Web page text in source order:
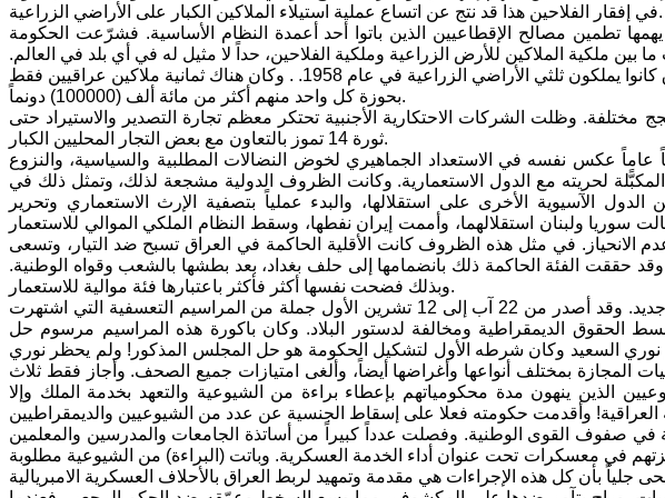
في إفقار الفلاحين هذا قد نتج عن اتساع عملية استيلاء الملاكين الكبار على الأراضي الزراعية.
تطمين مصالح الإقطاعيين الذين باتوا أحد أعمدة النظام الأساسية. فشرّعت الحكومة
بين ملكية الملاكين للأرض الزراعية وملكية الفلاحين، حداً لا مثيل له في أي بلد في العالم.
إن 3% فقط من مجموع مالكي الأراضي الزراعية في العراق كانوا يملكون ثلثي الأراضي الزراعية في عام 1958. . وكان هناك ثمانية ملاكين عراقيين فقط
بحوزة كل واحد منهم أكثر من مائة ألف (100000) دونماً.
وظلت الشركات الاحتكارية الأجنبية تحتكر معظم تجارة التصدير والاستيراد حتى
ثورة 14 تموز بالتعاون مع بعض التجار المحليين الكبار.
عكس نفسه في الاستعداد الجماهيري لخوض النضالات المطلبية والسياسية، والنزوع
المكبًّلة لحريته مع الدول الاستعمارية. وكانت الظروف الدولية مشجعة لذلك، وتمثل ذلك في
الدول الآسيوية الأخرى على استقلالها، والبدء عملياً بتصفية الإرث الاستعماري وتحرير
سوريا ولبنان استقلالهما، وأممت إيران نفطها، وسقط النظام الملكي الموالي للاستعمار
في مثل هذه الظروف كانت الأقلية الحاكمة في العراق تسبح ضد التيار، وتسعى
حققت الفئة الحاكمة ذلك بانضمامها إلى حلف بغداد، بعد بطشها بالشعب وقواه الوطنية.
وبذلك فضحت نفسها أكثر فأكثر باعتبارها فئة موالية للاستعمار.
في صيف عام 1954 أصبح نوري السعيد رئيساً للوزراء من جديد. وقد أصدر من 22 آب إلى 12 تشرين الأول جملة من المراسيم التعسفية التي اشتهرت
الحقوق الديمقراطية ومخالفة لدستور البلاد. وكان باكورة هذه المراسيم مرسوم حل
11 نائباً معارضاً لم يتحملهم نوري السعيد وكان شرطه الأول لتشكيل الحكومة هو حل المجلس المذكور! ولم يحظر نوري
المجازة بمختلف أنواعها وأغراضها أيضاً، وألغى امتيازات جميع الصحف. وأجاز فقط ثلاث
الذين ينهون مدة محكومياتهم بإعطاء براءة من الشيوعية والتعهد بخدمة الملك وإلا
صفوف القوى الوطنية. وفصلت عدداً كبيراً من أساتذة الجامعات والمدرسين والمعلمين
في معسكرات تحت عنوان أداء الخدمة العسكرية. وباتت (البراءة) من الشيوعية مطلوبة